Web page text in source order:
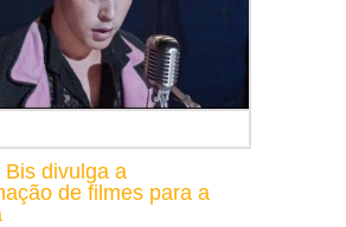
Bis divulga a
de filmes para a